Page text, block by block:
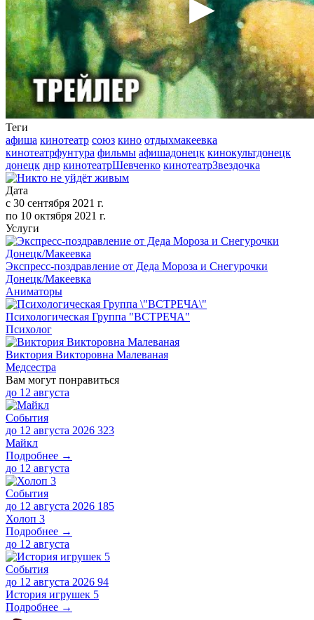
Теги
афиша кинотеатр союз кино отдыхмакеевка
кинотеатрфунтура фильмы афишадонецк кинокультдонецк
донецк днр кинотеатрШевченко кинотеатрЗвездочка
Дата
с 30 сентября 2021 г.
по 10 октября 2021 г.
Услуги
Экспресс-поздравление от Деда Мороза и Снегурочки
Донецк/Макеевка
Аниматоры
Психологическая Группа "ВСТРЕЧА"
Психолог
Виктория Викторовна Малеваная
Медсестра
Вам могут понравиться
до 12 августа
События
до 12 августа 2026 323
Майкл
Подробнее →
до 12 августа
События
до 12 августа 2026 185
Холоп 3
Подробнее →
до 12 августа
События
до 12 августа 2026 94
История игрушек 5
Подробнее →